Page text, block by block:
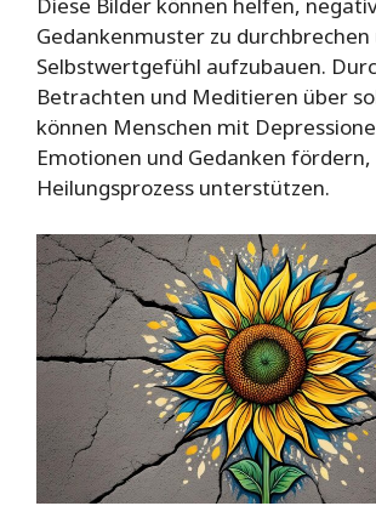
Diese Bilder können helfen,
Gedankenmuster zu durchbrechen
Selbstwertgefühl aufzubauen.
Betrachten und Meditieren über
können Menschen mit
Emotionen und Gedanken fördern,
Heilungsprozess unterstützen.